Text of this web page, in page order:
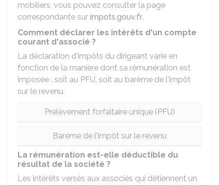
mobiliers, vous pouvez consulter la page
correspondante sur impots.gouv.fr.
Comment déclarer les intérêts d'un compte
courant d'associé ?
La déclaration d'impôts du dirigeant varie en
fonction de la manière dont sa rémunération est
imposée : soit au PFU, soit au barème de l'impôt
sur le revenu.
Prélèvement forfaitaire unique (PFU)
Barème de l'impôt sur le revenu
La rémunération est-elle déductible du
résultat de la société ?
Les intérêts versés aux associés qui détiennent un